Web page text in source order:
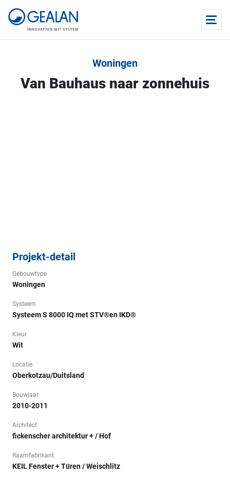
Woningen
Van Bauhaus naar zonnehuis
Projekt-detail
Gebouwtype
Woningen
Systeem
Systeem S 8000 IQ met STV®en IKD®
Kleur
Wit
Locatie
Oberkotzau/Duitsland
Bouwjaar
2010-2011
Architect
fickenscher architektur + / Hof
Raamfabrikant
KEIL Fenster + Türen / Weischlitz